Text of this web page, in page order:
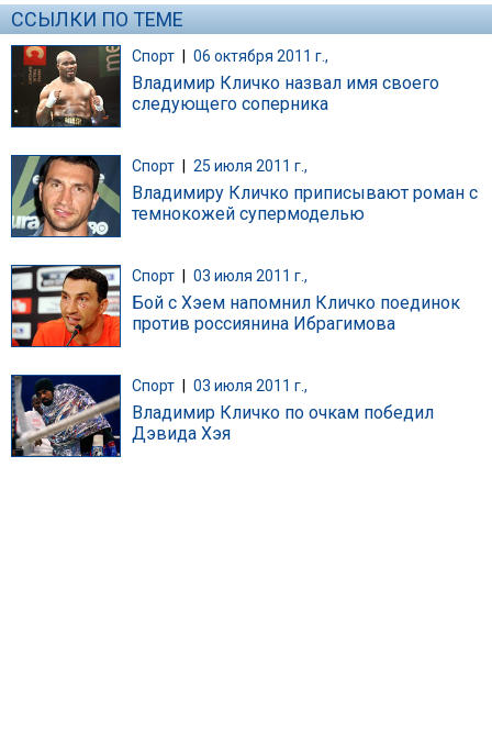
ССЫЛКИ ПО ТЕМЕ
Спорт | 06 октября 2011 г.,
Владимир Кличко назвал имя своего
следующего соперника
Спорт 25 июля 2011 г.,
Владимиру Кличко приписывают роман с
темнокожей супермоделью
Спорт 03 июля 2011 г.,
Бой с Хэем напомнил Кличко поединок
против россиянина Ибрагимова
Спорт 03 июля 2011 г.,
Владимир Кличко по очкам победил
Дэвида Хэя